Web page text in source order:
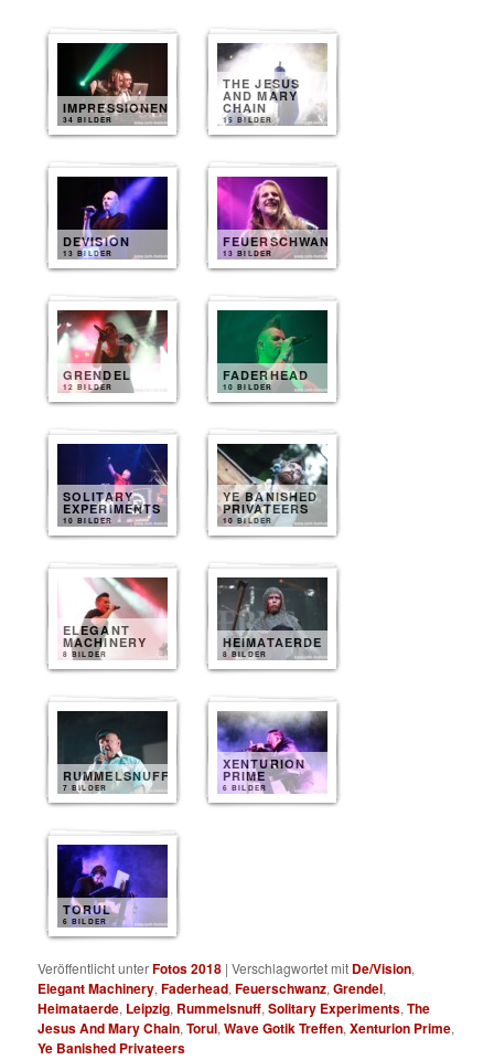
IMPRESSIONEN
34 BILDER
THE JESUS
AND MARY
CHAIN
15 BILDER
DEVISION
13 BILDER
FEUERSCHWANZ
13 BILDER
GRENDEL
12 BILDER
FADERHEAD
10 BILDER
SOLITARY
EXPERIMENTS
10 BILDER
YE BANISHED
PRIVATEERS
10 BILDER
ELEGANT
MACHINERY
8 BILDER
HEIMATAERDE
8 BILDER
RUMMELSNUFF
7 BILDER
XENTURION
PRIME
6 BILDER
TORUL
6 BILDER
Veröffentlicht unterFotos 2018 |Verschlagwortet mit De/Vision,
Elegant Machinery,Faderhead,Feuerschwanz,Grendel,
Heimataerde, Leipzig, Rummelsnuff,Solitary Experiments,The
Jesus And Mary Chain,Torul,Wave Gotik Treffen,Xenturion Prime,
Ye Banished Privateers